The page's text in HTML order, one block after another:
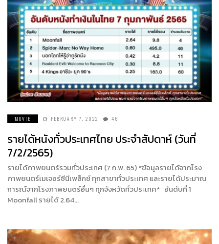
MOVIE FEBRUARY 7, 2022 46
รายได้หนังทั่วประเทศไทย ประจำสัปดาห์ (วันที่
7/2/2565)
รายได้ภาพยนตร์รวมทั่วประเทศ (7 ก.พ. 65) *ข้อมูลรายได้จากโรง
ภาพยนตร์เมเจอร์ซีนีเพล็กซ์ ทุกสาขาทั่วประเทศ และรายได้ประมาณ
การณ์จากโรงภาพยนตร์อื่นๆ ทุกจังหวัดทั่วประเทศ* อันดับที่ 1
Moonfall รายได้ 2.64…